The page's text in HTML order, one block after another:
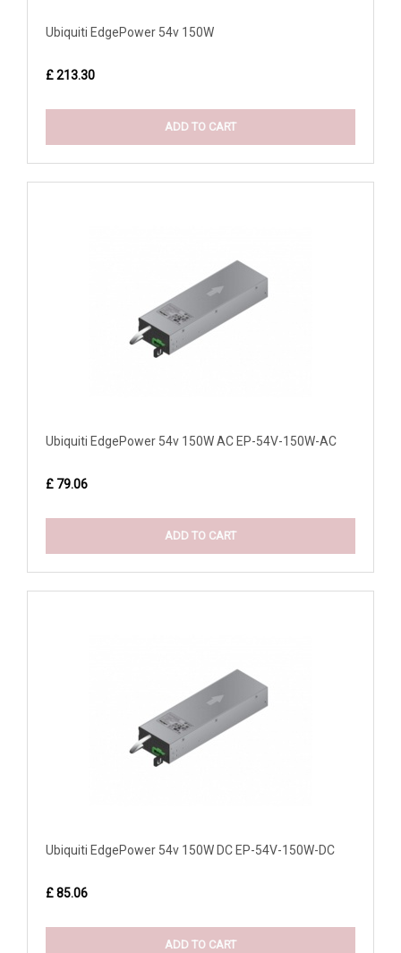
Ubiquiti EdgePower 54v 150W
£ 213.30
ADD TO CART
Ubiquiti EdgePower 54v 150W AC EP-54V-150W-AC
£ 79.06
ADD TO CART
Ubiquiti EdgePower 54v 150W DC EP-54V-150W-DC
£ 85.06
ADD TO CART